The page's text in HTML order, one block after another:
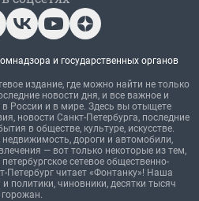
и государственных органов
издание, где можно найти не только
новости дня, и все важное и
в России и в мире. Здесь вы отыщете
новости Санкт-Петербурга, последние
в обществе, культуре, искусстве.
недвижимость, дороги и автомобили,
— вот только некоторые из тем,
сетевое общественно-
Петербург читает «Фонтанку»! Наша
политики, чиновники, десятки тысяч
горожан.